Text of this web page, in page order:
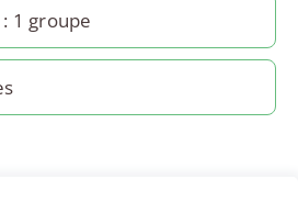
: 1 groupe